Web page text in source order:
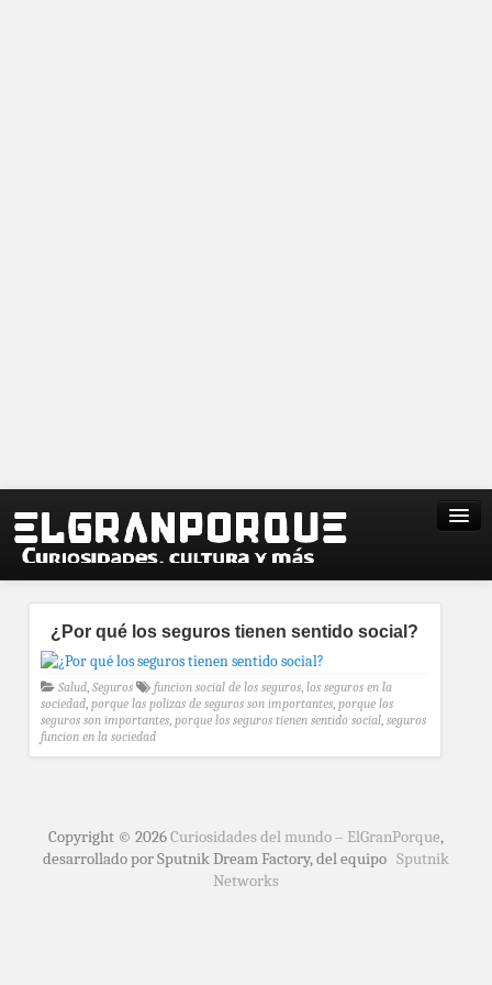
¿Por qué los seguros tienen sentido social?
Salud, Seguros funcion social de los seguros, los seguros en la
sociedad, porque las polizas de seguros son importantes, porque los
seguros son importantes, porque los seguros tienen sentido social, seguros
funcion en la sociedad
Copyright © 2026Curiosidades del mundo – ElGranPorque,
desarrollado por Sputnik Dream Factory, del equipo Sputnik
Networks